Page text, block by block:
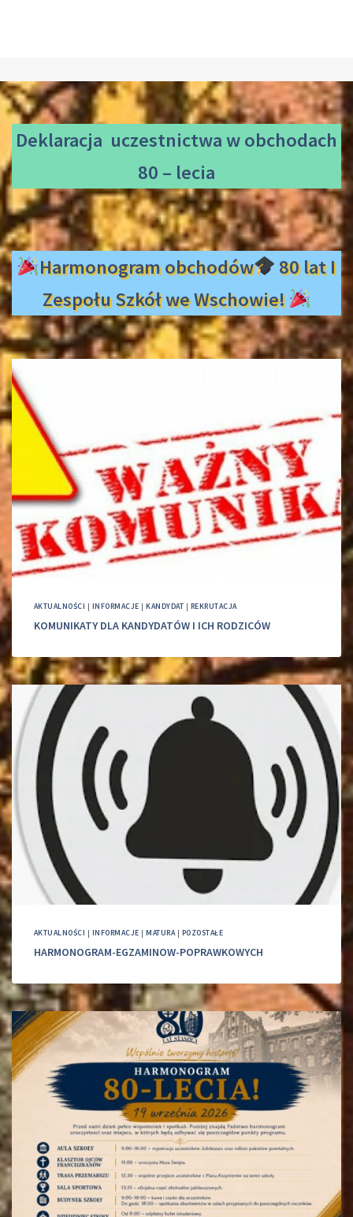
Deklaracja uczestnictwaw obchodach
80 – lecia
Harmonogram obchodów
80 lat I
Zespołu Szkół we Wschowie!
AKTUALNOŚCI | INFORMACJE |KANDYDAT | REKRUTACJA
KOMUNIKATY DLA KANDYDATÓW I ICH RODZICÓW
AKTUALNOŚCI | INFORMACJE |MATURA| POZOSTAŁE
HARMONOGRAM-EGZAMINOW-POPRAWKOWYCH